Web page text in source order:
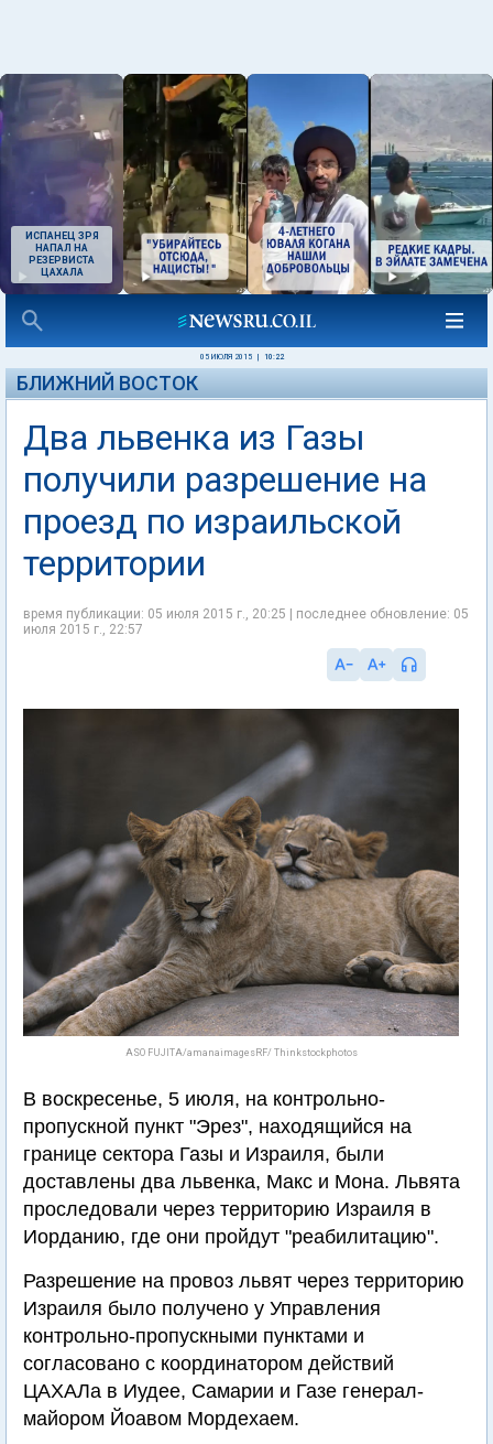
ИСПАНЕЦ ЗРЯ
НАПАЛ НА
РЕЗЕРВИСТА
ЦАХАЛА
05 ИЮЛЯ 2015 10:22
БЛИЖНИЙ ВОСТОК
Два львенка из Газы
получили разрешение на
проезд по израильской
территории
время публикации: 05 июля 2015 г., 20:25 | последнее обновление: 05
июля 2015 г., 22:57
ASO FUJITA/amanaimagesRF/ Thinkstockphotos
В воскресенье, 5 июля, на контрольно-
пропускной пункт "Эрез", находящийся на
границе сектора Газы и Израиля, были
доставлены два львенка, Макс и Мона. Львята
проследовали через территорию Израиля в
Иорданию, где они пройдут "реабилитацию".
Разрешение на провоз львят через территорию
Израиля было получено у Управления
контрольно-пропускными пунктами и
согласовано с координатором действий
ЦАХАЛа в Иудее, Самарии и Газе генерал-
майором Йоавом Мордехаем.